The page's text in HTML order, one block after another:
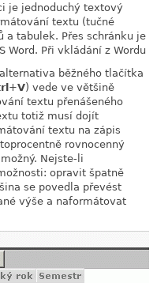
je jednoduchý textový
textu (tučné
a tabulek. Přes schránku je
Word. Při vkládání z Wordu
běžného tlačítka
+V) vede ve většině
textu přenášeného
totiž musí dojít
textu na zápis
rovnocenný
Nejste-li
opravit špatně
se povedla převést
výše a naformátovat